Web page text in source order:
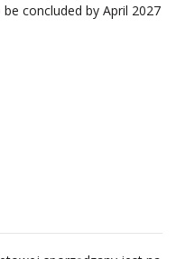
concluded by April 2027